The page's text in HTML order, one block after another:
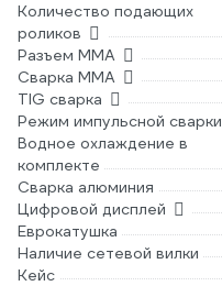
Количество подающих
роликов
Разъем ММА
Сварка ММА
TIG сварка
Режим импульсной сварки
Водное охлаждение в
комплекте
Сварка алюминия
Цифровой дисплей
Еврокатушка
Наличие сетевой вилки
Кейс